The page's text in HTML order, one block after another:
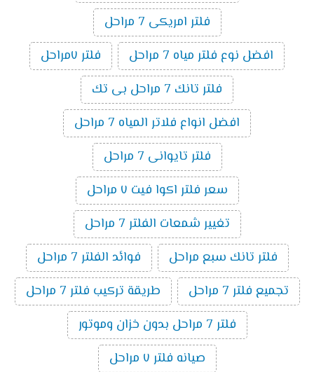
فلتر امريكى 7 مراحل
افضل نوع فلتر مياه 7 مراحل
فلتر ٧مراحل
فلتر تانك 7 مراحل بى تك
افضل انواع فلاتر المياه 7 مراحل
فلتر تايوانى 7 مراحل
سعر فلتر اكوا فيت ٧ مراحل
تغيير شمعات الفلتر 7 مراحل
فلتر تانك سبع مراحل
فوائد الفلتر 7 مراحل
تجميع فلتر 7 مراحل
طريقة تركيب فلتر 7 مراحل
فلتر 7 مراحل بدون خزان وموتور
صيانه فلتر ٧ مراحل